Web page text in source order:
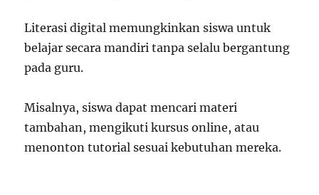
Literasi digital memungkinkan siswa untuk
belajar secara mandiri tanpa selalu bergantung
pada guru.
Misalnya, siswa dapat mencari materi
tambahan, mengikuti kursus online, atau
menonton tutorial sesuai kebutuhan mereka.